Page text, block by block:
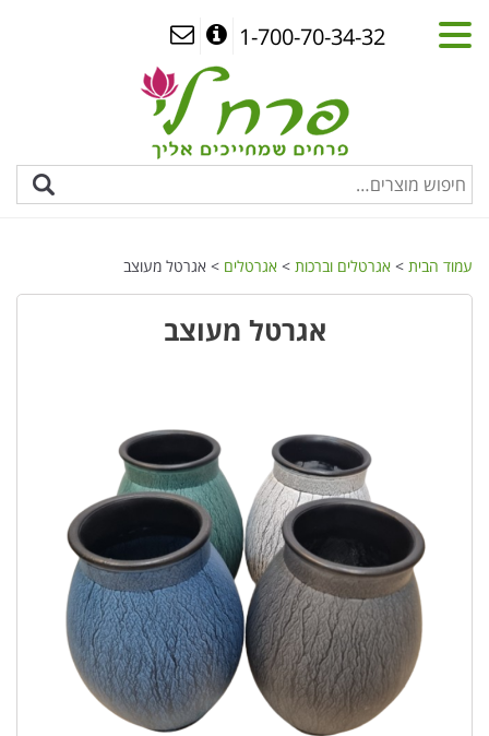
1-700-70-34-32
עמוד הבית > אגרטלים וברכות > אגרטלים > אגרטל מעוצב
אגרטל מעוצב